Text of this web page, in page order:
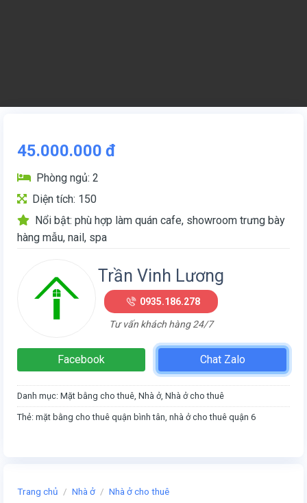
Trang chủ / Nhà ở / Nhà ở cho thuê
45.000.000 đ
Phòng ngủ: 2
Diện tích: 150
Nổi bật: phù hợp làm quán cafe, showroom trưng bày
hàng mẫu, nail, spa
Trần Vinh Lương
0935.186.278
Tư vấn khách hàng 24/7
Facebook Chat Zalo
Danh mục: Mặt bằng cho thuê, Nhà ở, Nhà ở cho thuê
Thẻ: mặt bằng cho thuê quận bình tân, nhà ở cho thuê quận 6